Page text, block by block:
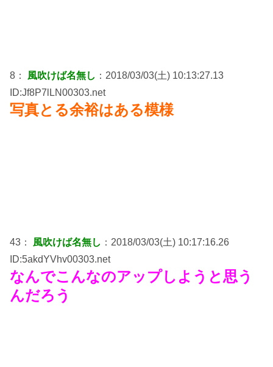
8： 風吹けば名無し ：2018/03/03(土) 10:13:27.13
ID:Jf8P7lLN00303.net
写真とる余裕はある模様
43： 風吹けば名無し ：2018/03/03(土) 10:17:16.26
ID:5akdYVhv00303.net
なんでこんなのアップしようと思う
んだろう